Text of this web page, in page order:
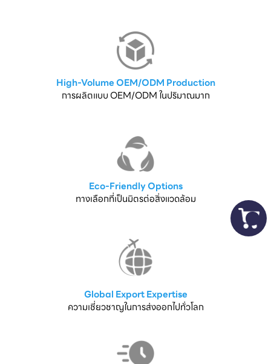
High-Volume OEM/ODM Production
การผลิตแบบ OEM/ODM ในปริมาณมาก
Eco-Friendly Options
ทางเลือกที่เป็นมิตรต่อสิ่งแวดล้อม
Global Export Expertise
ความเชี่ยวชาญในการส่งออกไปทั่วโลก